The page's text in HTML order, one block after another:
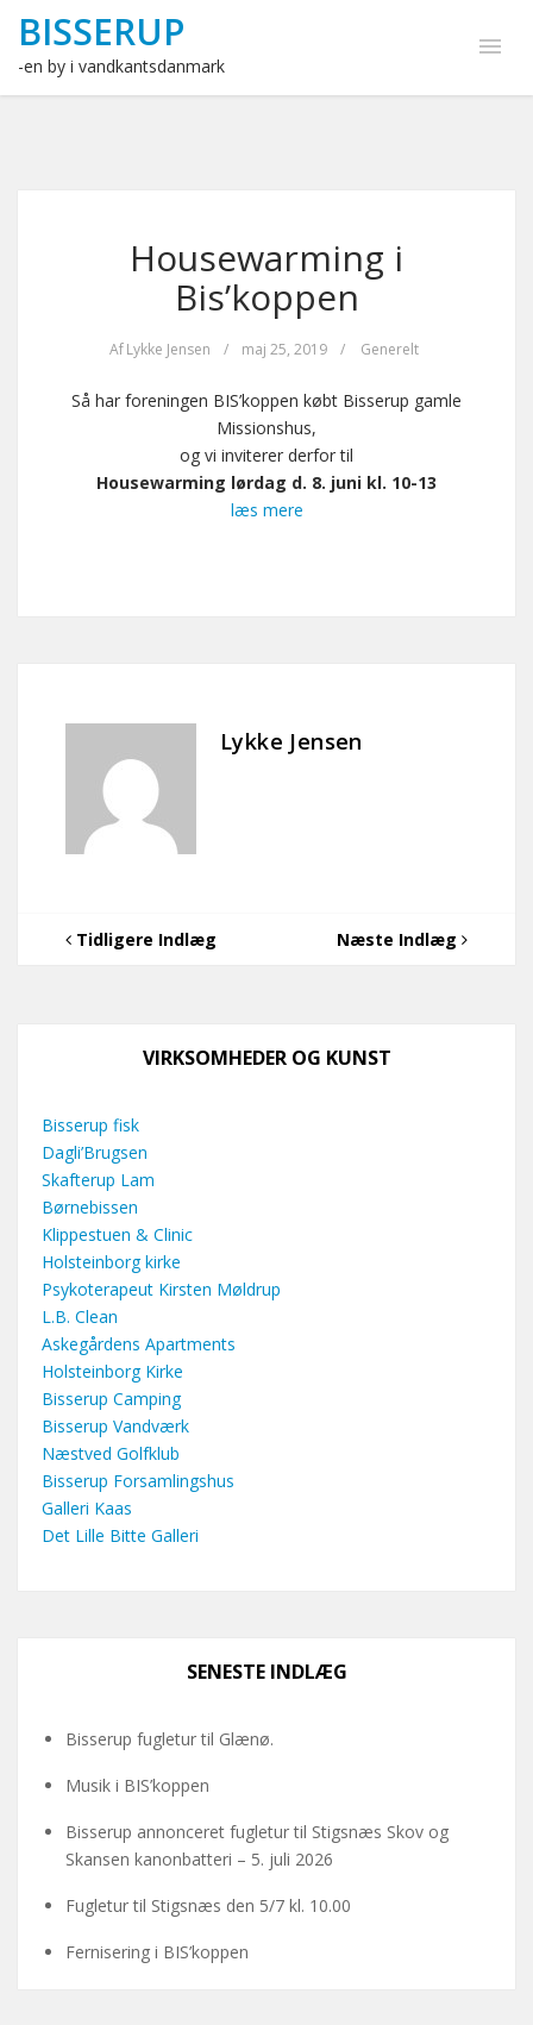
BISSERUP
-en by i vandkantsdanmark
Housewarming i
Bis’koppen
Af Lykke Jensen / maj 25, 2019 / Generelt
Så har foreningen BIS’koppen købt Bisserup gamle
Missionshus,
og vi inviterer derfor til
Housewarming lørdag d. 8. juni kl. 10-13
læs mere
Lykke Jensen
Tidligere Indlæg Næste Indlæg
VIRKSOMHEDER OG KUNST
Bisserup fisk
Dagli’Brugsen
Skafterup Lam
Børnebissen
Klippestuen & Clinic
Holsteinborg kirke
Psykoterapeut Kirsten Møldrup
L.B. Clean
Askegårdens Apartments
Holsteinborg Kirke
Bisserup Camping
Bisserup Vandværk
Næstved Golfklub
Bisserup Forsamlingshus
Galleri Kaas
Det Lille Bitte Galleri
SENESTE INDLÆG
Bisserup fugletur til Glænø.
Musik i BIS’koppen
Bisserup annonceret fugletur til Stigsnæs Skov og
Skansen kanonbatteri – 5. juli 2026
Fugletur til Stigsnæs den 5/7 kl. 10.00
Fernisering i BIS’koppen